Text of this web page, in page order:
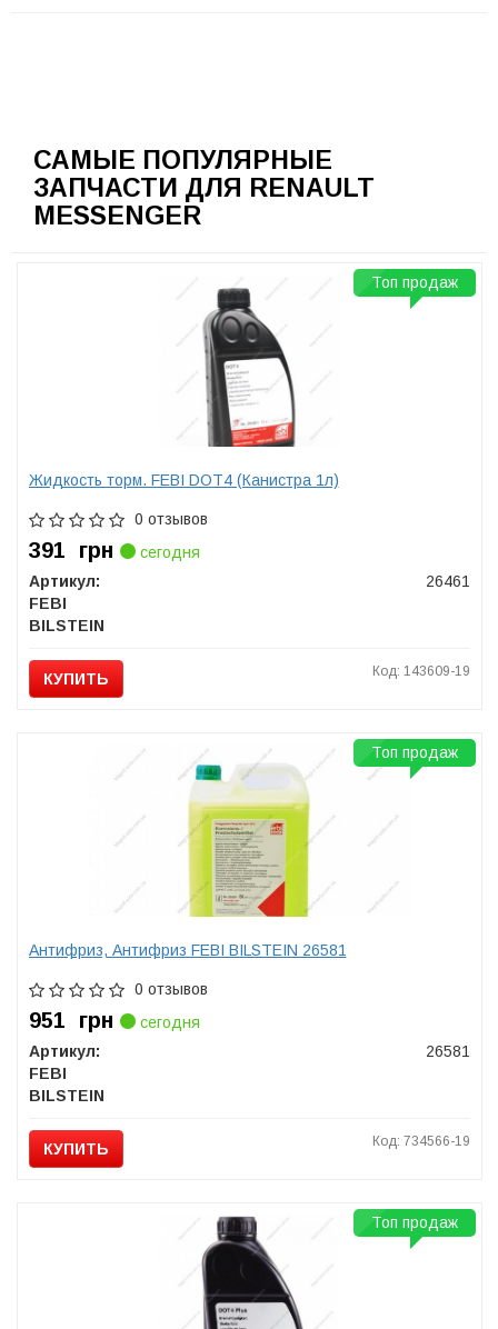
САМЫЕ ПОПУЛЯРНЫЕ
ЗАПЧАСТИ ДЛЯ RENAULT
MESSENGER
Жидкость торм. FEBI DOT4 (Канистра 1л)
0 отзывов
391 грн
сегодня
Артикул:
26461
FEBI
BILSTEIN
КУПИТЬ Код: 143609-19
Топ продаж
Антифриз, Антифриз FEBI BILSTEIN 26581
0 отзывов
951 грн
сегодня
Артикул:
26581
FEBI
BILSTEIN
КУПИТЬ Код: 734566-19
Топ продаж
Топ продаж